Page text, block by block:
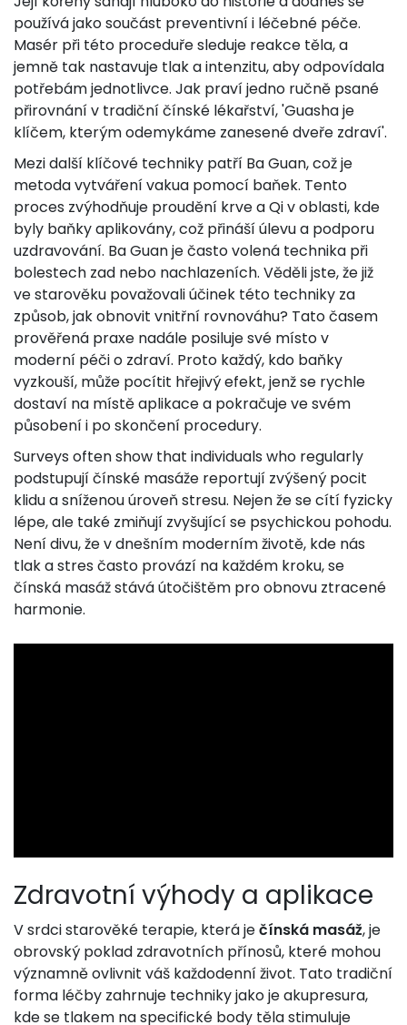
používá jako součást preventivní i léčebné péče.
Masér při této proceduře sleduje reakce těla, a
jemně tak nastavuje tlak a intenzitu, aby odpovídala
potřebám jednotlivce. Jak praví jedno ručně psané
přirovnání v tradiční čínské lékařství, 'Guasha je
klíčem, kterým odemykáme zanesené dveře zdraví'.
Mezi další klíčové techniky patří Ba Guan, což je
metoda vytváření vakua pomocí baňek. Tento
proces zvýhodňuje proudění krve a Qi v oblasti, kde
byly baňky aplikovány, což přináší úlevu a podporu
uzdravování. Ba Guan je často volená technika při
bolestech zad nebo nachlazeních. Věděli jste, že již
ve starověku považovali účinek této techniky za
způsob, jak obnovit vnitřní rovnováhu? Tato časem
prověřená praxe nadále posiluje své místo v
moderní péči o zdraví. Proto každý, kdo baňky
vyzkouší, může pocítit hřejivý efekt, jenž se rychle
dostaví na místě aplikace a pokračuje ve svém
působení i po skončení procedury.
Surveys often show that individuals who regularly
podstupují čínské masáže reportují zvýšený pocit
klidu a sníženou úroveň stresu. Nejen že se cítí fyzicky
lépe, ale také zmiňují zvyšující se psychickou pohodu.
Není divu, že v dnešním moderním životě, kde nás
tlak a stres často provází na každém kroku, se
čínská masáž stává útočištěm pro obnovu ztracené
harmonie.
Zdravotní výhody a aplikace
V srdci starověké terapie, která ječínská masáž, je
obrovský poklad zdravotních přínosů, které mohou
významně ovlivnit váš každodenní život. Tato tradiční
forma léčby zahrnuje techniky jako je akupresura,
kde se tlakem na specifické body těla stimuluje